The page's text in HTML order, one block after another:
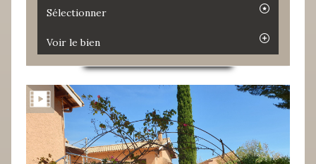
Sélectionner
Voir le bien